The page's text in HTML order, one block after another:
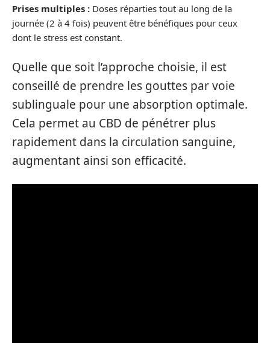
Prises multiples : Doses réparties tout au long de la
journée (2 à 4 fois) peuvent être bénéfiques pour ceux
dont le stress est constant.
Quelle que soit l’approche choisie, il est
conseillé de prendre les gouttes par voie
sublinguale pour une absorption optimale.
Cela permet au CBD de pénétrer plus
rapidement dans la circulation sanguine,
augmentant ainsi son efficacité.